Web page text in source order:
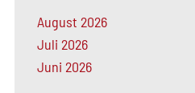
August 2026
Juli 2026
Juni 2026